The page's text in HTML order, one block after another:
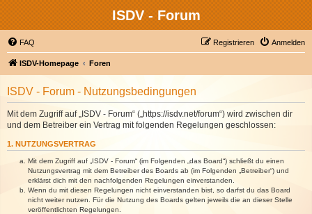
ISDV - Forum
FAQ Anmelden
Registrieren
ISDV-Homepage Foren
ISDV - Forum - Nutzungsbedingungen
Mit dem Zugriff auf „ISDV - Forum“ („https://isdv.net/forum“) wird zwischen dir
und dem Betreiber ein Vertrag mit folgenden Regelungen geschlossen:
1. NUTZUNGSVERTRAG
Mit dem Zugriff auf „ISDV - Forum“ (im Folgenden „das Board“) schließt du einen
Nutzungsvertrag mit dem Betreiber des Boards ab (im Folgenden „Betreiber“) und
erklärst dich mit den nachfolgenden Regelungen einverstanden.
Wenn du mit diesen Regelungen nicht einverstanden bist, so darfst du das Board
nicht weiter nutzen. Für die Nutzung des Boards gelten jeweils die an dieser Stelle
veröffentlichten Regelungen.